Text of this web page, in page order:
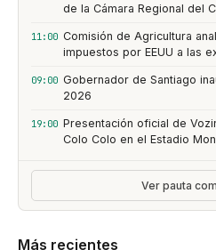
de la Cámara Regional del
11:00 Comisión de Agricultura
impuestos por EEUU a las
09:00 Gobernador de Santiago
2026
19:00 Presentación oficial de
Colo Colo en el Estadio
Ver pauta
Más recientes